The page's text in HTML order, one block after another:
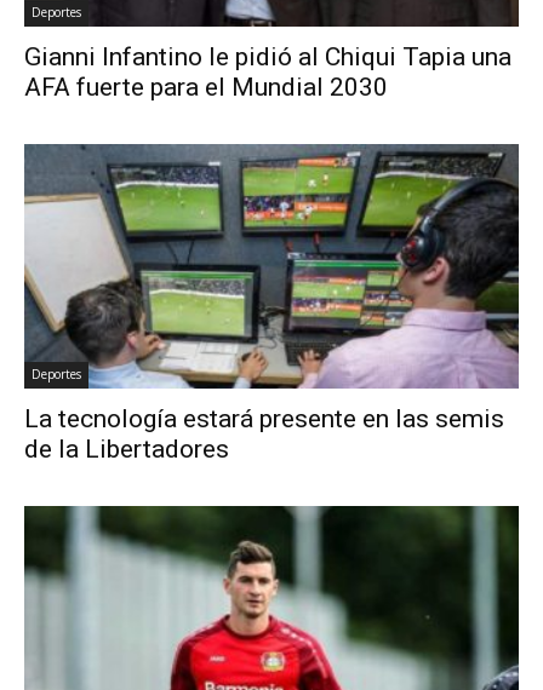
Deportes
Gianni Infantino le pidió al Chiqui Tapia una
AFA fuerte para el Mundial 2030
Deportes
La tecnología estará presente en las semis
de la Libertadores